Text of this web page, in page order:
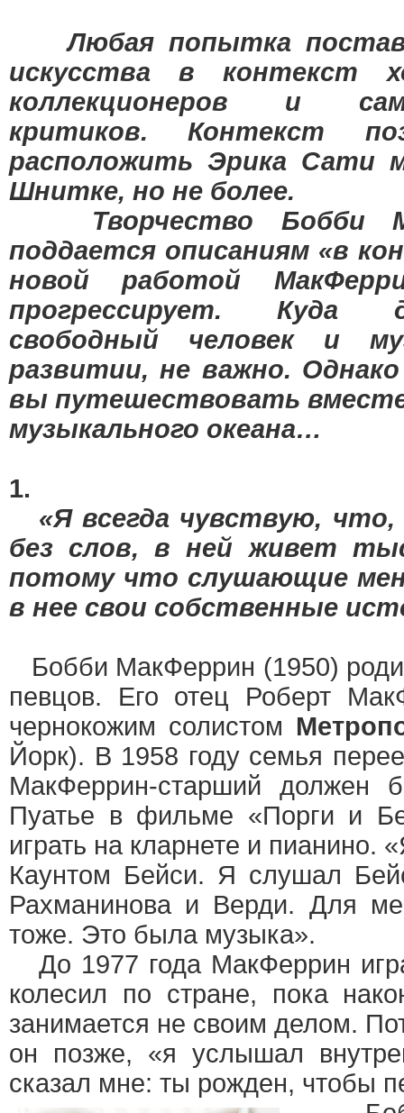
Любая попытка
искусства в контекст
коллекционеров и
критиков. Контекст
расположить Эрика Сати
Шнитке, но не более.
Творчество Бобби
поддается описаниям «в
новой работой
прогрессирует. Куда
свободный человек и
развитии, не важно.
вы путешествовать
музыкального океана…
1.
«Я всегда чувствую, что,
без слов, в ней живет
потому что слушающие
в нее свои собственные
Бобби МакФеррин (1950)
певцов. Его отец Роберт
чернокожим солистом
Йорк). В 1958 году семья
МакФеррин-старший должен
Пуатье в фильме «Порги и
играть на кларнете и пианино.
Каунтом Бейси. Я слушал
Рахманинова и Верди. Для
тоже. Это была музыка».
До 1977 года МакФеррин
колесил по стране, пока
занимается не своим делом.
он позже, «я услышал
сказал мне: ты рожден, чтобы